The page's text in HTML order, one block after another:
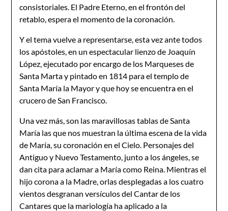
consistoriales. El Padre Eterno, en el frontón del
retablo, espera el momento de la coronación.
Y el tema vuelve a representarse, esta vez ante todos
los apóstoles, en un espectacular lienzo de Joaquín
López, ejecutado por encargo de los Marqueses de
Santa Marta y pintado en 1814 para el templo de
Santa María la Mayor y que hoy se encuentra en el
crucero de San Francisco.
Una vez más, son las maravillosas tablas de Santa
María las que nos muestran la última escena de la vida
de María, su coronación en el Cielo. Personajes del
Antiguo y Nuevo Testamento, junto a los ángeles, se
dan cita para aclamar a María como Reina. Mientras el
hijo corona a la Madre, orlas desplegadas a los cuatro
vientos desgranan versículos del Cantar de los
Cantares que la mariología ha aplicado a la